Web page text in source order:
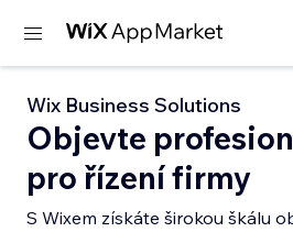
Wix Business Solutions
Objevte
pro řízení firmy
S Wixem získáte širokou škálu